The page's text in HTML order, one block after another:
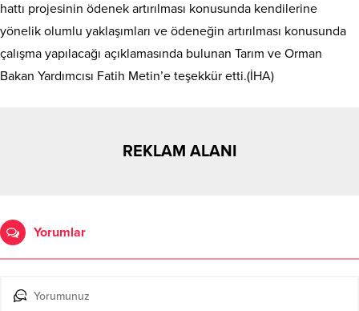
hattı projesinin ödenek artırılması konusunda kendilerine
yönelik olumlu yaklaşımları ve ödeneğin artırılması konusunda
çalışma yapılacağı açıklamasında bulunan Tarım ve Orman
Bakan Yardımcısı Fatih Metin’e teşekkür etti.(İHA)
REKLAM ALANI
Yorumlar